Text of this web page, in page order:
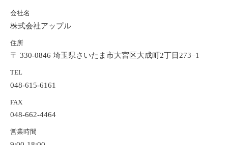
会社名
株式会社アップル
住所
〒 330-0846 埼玉県さいたま市大宮区大成町2丁目273−1
TEL
048-615-6161
FAX
048-662-4464
営業時間